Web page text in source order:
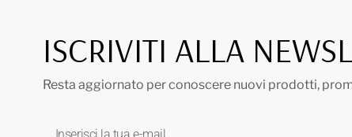
ISCRIVITI ALLA
Resta aggiornato per conoscere nuovi prodotti,